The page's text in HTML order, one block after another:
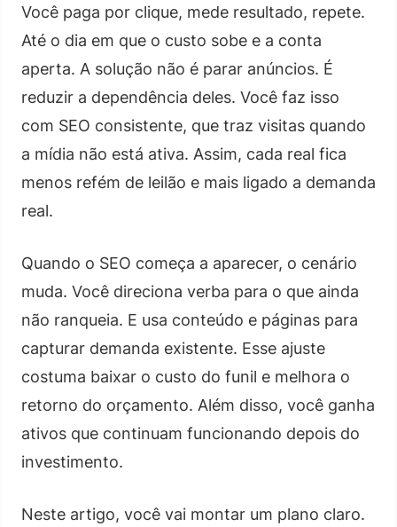
Você paga por clique, mede resultado, repete.
Até o dia em que o custo sobe e a conta
aperta. A solução não é parar anúncios. É
reduzir a dependência deles. Você faz isso
com SEO consistente, que traz visitas quando
a mídia não está ativa. Assim, cada real fica
menos refém de leilão e mais ligado a demanda
real.
Quando o SEO começa a aparecer, o cenário
muda. Você direciona verba para o que ainda
não ranqueia. E usa conteúdo e páginas para
capturar demanda existente. Esse ajuste
costuma baixar o custo do funil e melhora o
retorno do orçamento. Além disso, você ganha
ativos que continuam funcionando depois do
investimento.
Neste artigo, você vai montar um plano claro.